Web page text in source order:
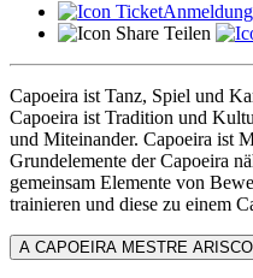
Anmeldung
Teilen
Capoeira ist Tanz, Spiel und
Capoeira ist Tradition und
und Miteinander. Capoeira ist
Grundelemente der Capoeira
gemeinsam Elemente von
trainieren und diese zu einem
A CAPOEIRA MESTRE ARISCO